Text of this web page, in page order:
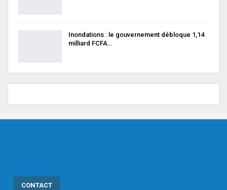
Inondations : le gouvernement débloque 1,14
milliard FCFA…
CONTACT